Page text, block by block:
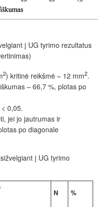
į UG tyrimo rezultatus
2) kritinė reikšmė – 12 mm2.
– 66,7 %, plotas po
0,05.
jei jo jautrumas ir
po diagonale
į UG tyrimo
N %